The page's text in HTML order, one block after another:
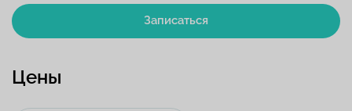
Записаться
Цены